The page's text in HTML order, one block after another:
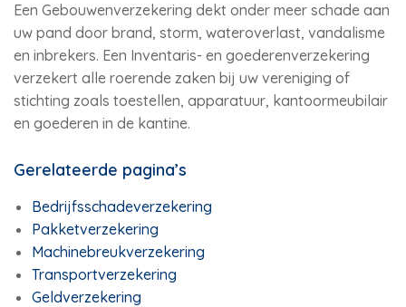
Een Gebouwenverzekering dekt onder meer schade aan
uw pand door brand, storm, wateroverlast, vandalisme
en inbrekers. Een Inventaris- en goederenverzekering
verzekert alle roerende zaken bij uw vereniging of
stichting zoals toestellen, apparatuur, kantoormeubilair
en goederen in de kantine.
Gerelateerde pagina’s
Bedrijfsschadeverzekering
Pakketverzekering
Machinebreukverzekering
Transportverzekering
Geldverzekering